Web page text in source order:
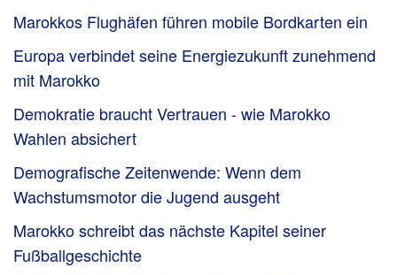
Marokkos Flughäfen führen mobile Bordkarten ein
Europa verbindet seine Energiezukunft zunehmend
mit Marokko
Demokratie braucht Vertrauen - wie Marokko
Wahlen absichert
Demografische Zeitenwende: Wenn dem
Wachstumsmotor die Jugend ausgeht
Marokko schreibt das nächste Kapitel seiner
Fußballgeschichte